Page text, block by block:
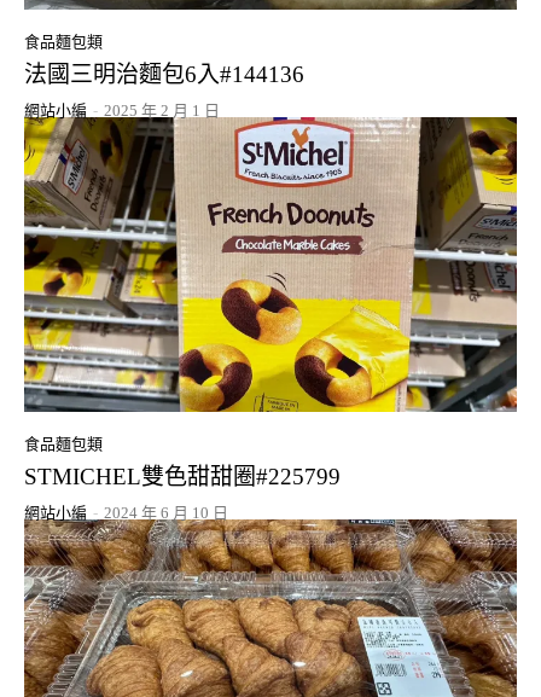
食品麵包類
法國三明治麵包6入#144136
網站小編 - 2025 年 2 月 1 日
食品麵包類
STMICHEL雙色甜甜圈#225799
網站小編 - 2024 年 6 月 10 日